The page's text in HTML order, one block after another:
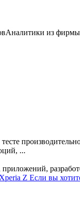
Аналитики из фирмы
...
Z Если вы